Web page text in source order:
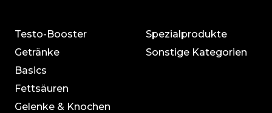
Testo-Booster
Getränke
Basics
Fettsäuren
Gelenke & Knochen
Spezialprodukte
Sonstige Kategorien